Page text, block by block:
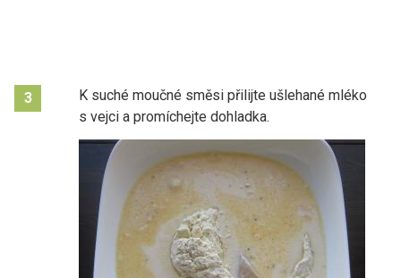
3
K suché moučné směsi přilijte ušlehané mléko
s vejci a promíchejte dohladka.